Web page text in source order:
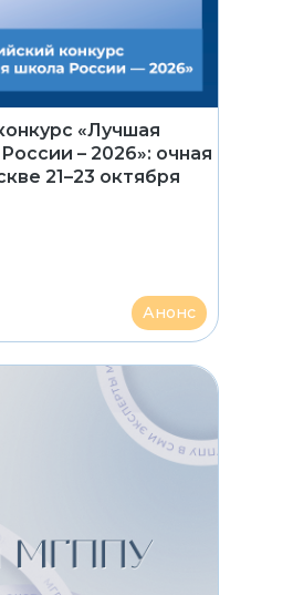
«Лучшая
– 2026»: очная
21–23 октября
Анонс